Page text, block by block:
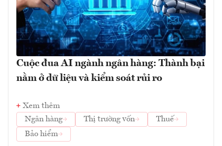
Cuộc đua AI ngành ngân hàng: Thành bại
nằm ở dữ liệu và kiểm soát rủi ro
Xem thêm
Ngân hàng
Thị trường vốn
Thuế
Bảo hiểm